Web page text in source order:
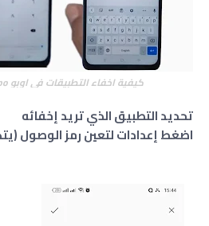
كيفية اخفاء التطبيقات في اوبو oppo
تحديد التطبيق الذي تريد إخفائه
اضغط إعدادات لتعين رمز الوصول